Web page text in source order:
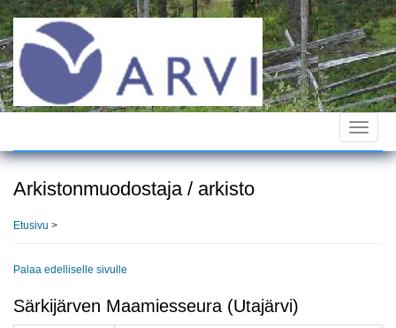
Hyppää
pääsisältöön
Toggle
Arkistonmuodostaja / arkisto
Etusivu >
Palaa edelliselle sivulle
Särkijärven Maamiesseura (Utajärvi)